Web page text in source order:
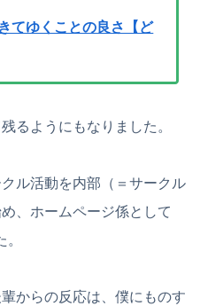
てゆくことの良さ【ど
るようにもなりました。
ル活動を内部（＝サークル
、ホームページ係として
からの反応は、僕にものす